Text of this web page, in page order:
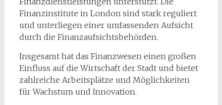
Finanzinstitute in London sind stark reguliert
und unterliegen einer umfassenden Aufsicht
durch die Finanzaufsichtsbehörden.
Insgesamt hat das Finanzwesen einen großen
Einfluss auf die Wirtschaft der Stadt und bietet
zahlreiche Arbeitsplätze und Möglichkeiten
für Wachstum und Innovation.